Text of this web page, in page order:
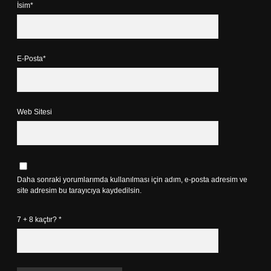
İsim*
E-Posta*
Web Sitesi
Daha sonraki yorumlarımda kullanılması için adım, e-posta adresim ve
site adresim bu tarayıcıya kaydedilsin.
7 + 8 kaçtır? *